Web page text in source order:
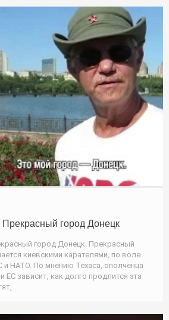
город Донецк
город Донецк. Прекрасный
киевскими карателями, по воле
и НАТО. По мнению Техаса, ополченца
ЕС зависит, как долго продлится эта